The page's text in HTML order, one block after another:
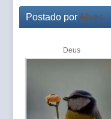
Postado porAlves
Deus